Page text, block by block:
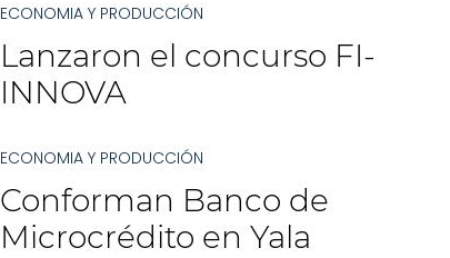
ECONOMIA Y PRODUCCIÓN
Lanzaron el concurso FI-
INNOVA
ECONOMIA Y PRODUCCIÓN
Conforman Banco de
Microcrédito en Yala